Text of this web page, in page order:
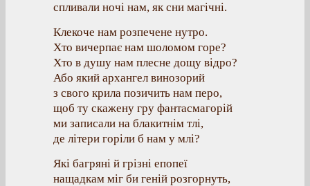
спливали ночі нам, як сни магічні.
Клекоче нам розпечене нутро.
Хто вичерпає нам шоломом горе?
Хто в душу нам плесне дощу відро?
Або який архангел винозорий
з свого крила позичить нам перо,
щоб ту скажену гру фантасмагорій
ми записали на блакитнім тлі,
де літери горіли б нам у млі?
Які багряні й грізні епопеї
нащадкам міг би геній розгорнуть,